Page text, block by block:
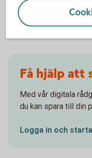
Pensionsspara
Få hjälp att
Med vår digitala
du kan spara till din
Logga in och starta